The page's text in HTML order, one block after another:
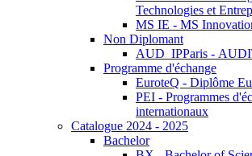
Technologies et
MS IE - MS
Non Diplomant
AUD_IPParis -
Programme d'échange
EuroteQ - Diplôme
PEI - Programmes
internationaux
Catalogue 2024 - 2025
Bachelor